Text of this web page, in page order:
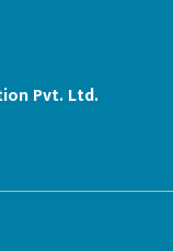
Pvt. Ltd.